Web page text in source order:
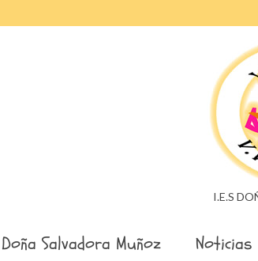
I.E.S
Doña Salvadora Muñoz Noticias